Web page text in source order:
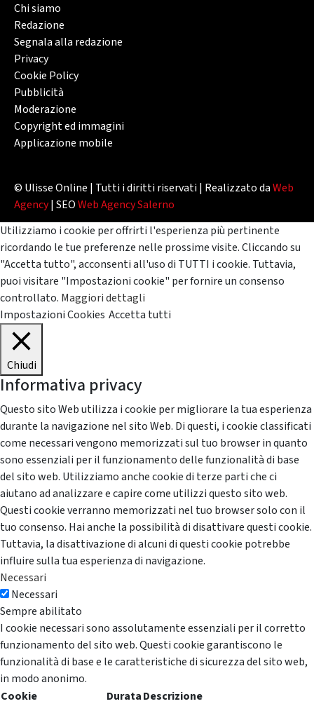
Chi siamo
Redazione
Segnala alla redazione
Privacy
Cookie Policy
Pubblicità
Moderazione
Copyright ed immagini
Applicazione mobile
© Ulisse Online | Tutti i diritti riservati | Realizzato daWeb
Agency| SEOWeb Agency Salerno
Utilizziamo i cookie per offrirti l'esperienza più pertinente
ricordando le tue preferenze nelle prossime visite. Cliccando su
"Accetta tutto", acconsenti all'uso di TUTTI i cookie. Tuttavia,
puoi visitare "Impostazioni cookie" per fornire un consenso
controllato. Maggiori dettagli
Impostazioni Cookies Accetta tutti
Chiudi
Informativa privacy
Questo sito Web utilizza i cookie per migliorare la tua esperienza
durante la navigazione nel sito Web. Di questi, i cookie classificati
come necessari vengono memorizzati sul tuo browser in quanto
sono essenziali per il funzionamento delle funzionalità di base
del sito web. Utilizziamo anche cookie di terze parti che ci
aiutano ad analizzare e capire come utilizzi questo sito web.
Questi cookie verranno memorizzati nel tuo browser solo con il
tuo consenso. Hai anche la possibilità di disattivare questi cookie.
Tuttavia, la disattivazione di alcuni di questi cookie potrebbe
influire sulla tua esperienza di navigazione.
Necessari
Necessari
Sempre abilitato
I cookie necessari sono assolutamente essenziali per il corretto
funzionamento del sito web. Questi cookie garantiscono le
funzionalità di base e le caratteristiche di sicurezza del sito web,
in modo anonimo.
Cookie
DurataDescrizione